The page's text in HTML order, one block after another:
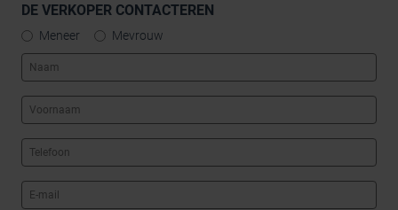
DE VERKOPER CONTACTEREN
Meneer Mevrouw